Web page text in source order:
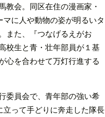
教会。同区在住の漫画家・
に人や動物の姿が明るいタ
また、『つなげるえがお
校生と青・壮年部員が１基
心を合わせて万灯行進する
委員会で、青年部の強い希
立って手どりに奔走した隊長